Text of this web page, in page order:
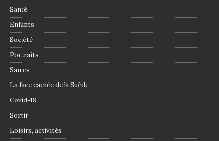
Santé
Enfants
Société
Portraits
Sames
La face cachée de la Suède
Covid-19
Sortir
Loisirs, activités